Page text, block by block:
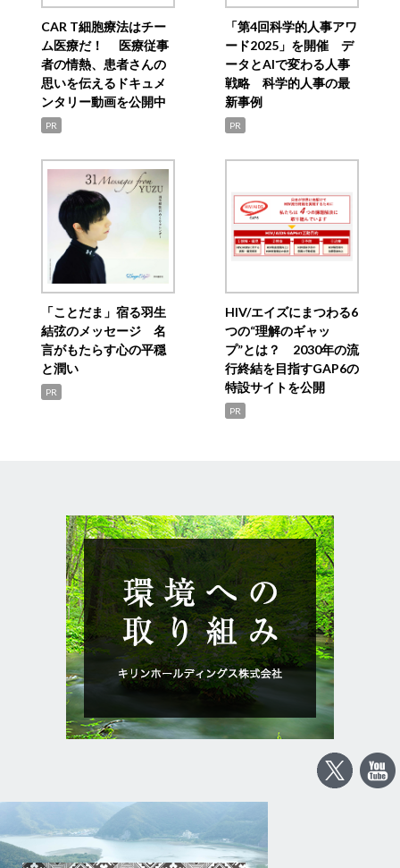
CAR T細胞療法はチー
ム医療だ！ 医療従事
者の情熱、患者さんの
思いを伝えるドキュメ
ンタリー動画を公開中
PR
「第4回科学的人事アワ
ード2025」を開催 デ
ータとAIで変わる人事
戦略 科学的人事の最
新事例
PR
「ことだま」宿る羽生
結弦のメッセージ 名
言がもたらす心の平穏
と潤い
PR
HIV/エイズにまつわる6
つの“理解のギャッ
プ”とは？ 2030年の流
行終結を目指すGAP6の
特設サイトを公開
PR